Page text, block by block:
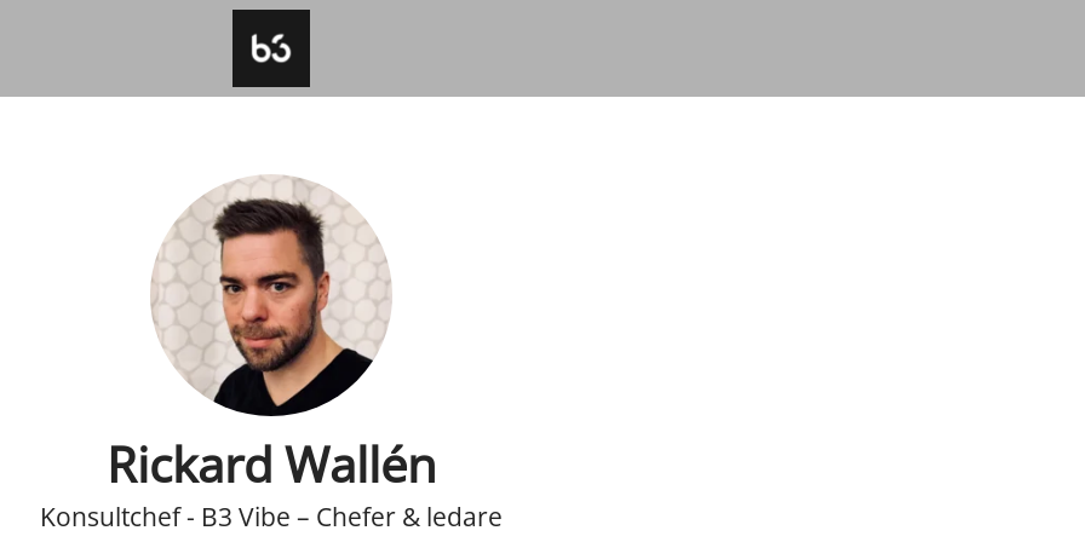
Rickard Wallén
Konsultchef - B3 Vibe – Chefer & ledare